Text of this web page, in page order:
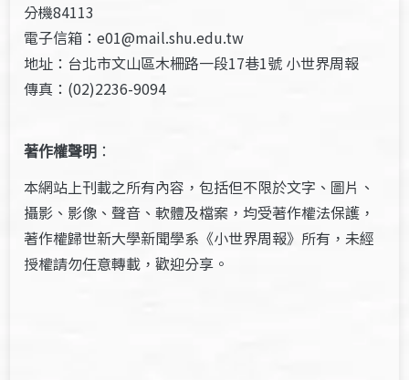
分機84113
電子信箱：e01@mail.shu.edu.tw
地址：台北市文山區木柵路一段17巷1號 小世界周報
傳真：(02)2236-9094
著作權聲明 ：
本網站上刊載之所有內容，包括但不限於文字、圖片、
攝影、影像、聲音、軟體及檔案，均受著作權法保護，
著作權歸世新大學新聞學系《小世界周報》所有，未經
授權請勿任意轉載，歡迎分享。